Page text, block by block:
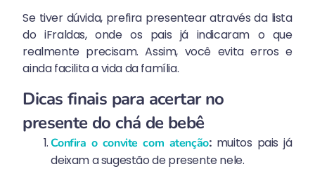
Se tiver dúvida, prefira presentear através da lista
do iFraldas, onde os pais já indicaram o que
realmente precisam. Assim, você evita erros e
ainda facilita a vida da família.
Dicas finais para acertar no
presente do chá de bebê
Confira o convite com atenção:muitos pais já
deixam a sugestão de presente nele.